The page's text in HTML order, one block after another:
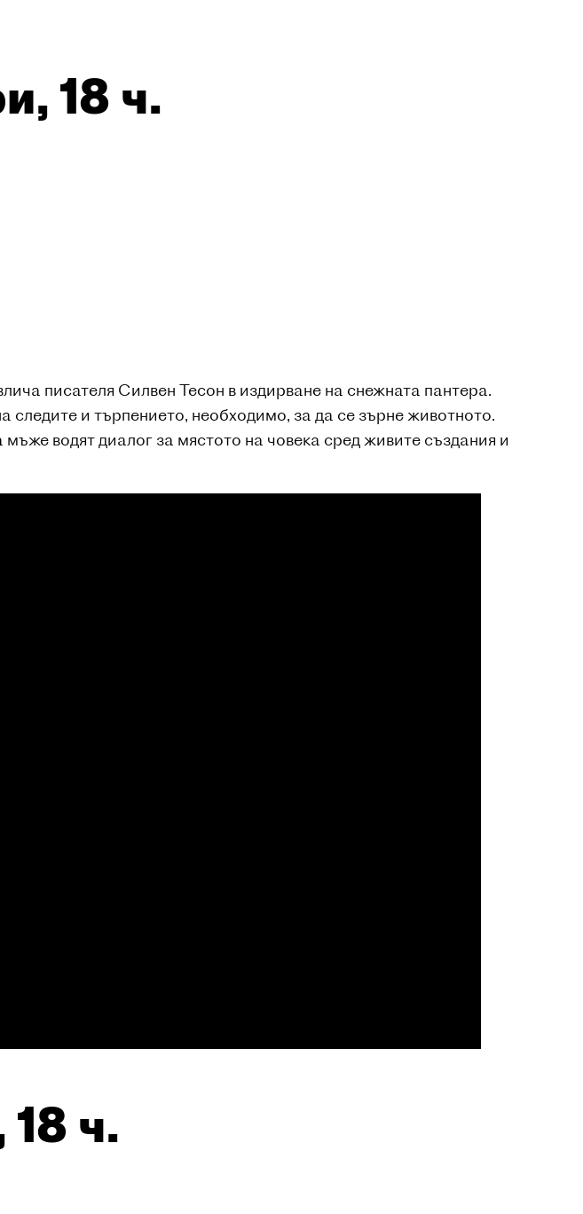
18 ч.
писателя Силвен Тесон в издирване на снежната пантера.
следите и търпението, необходимо, за да се зърне животното.
водят диалог за мястото на човека сред живите създания и
ч.